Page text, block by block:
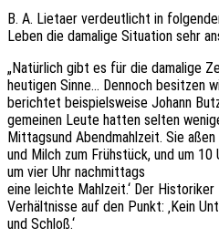
B. A. Lietaer verdeut­licht in
Leben die dama­li­ge Situa­ti­on sehr
„Natür­lich gibt es für die dama­li­ge
heuti­gen Sinne… Dennoch besit­zen
berich­tet beispiels­wei­se Johann
gemei­nen Leute hatten selten
Mittags­und Abend­mahl­zeit. Sie
und Milch zum Früh­stück, und um 10
um vier Uhr nachmittags
eine leich­te Mahl­zeit.‘ Der
Verhält­nis­se auf den Punkt: ‚Kein
und Schloß.‘